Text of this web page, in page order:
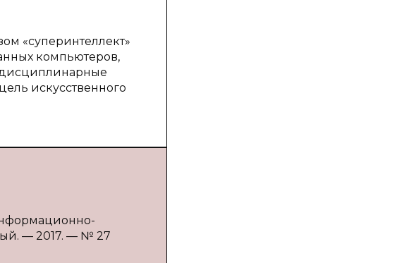
«суперинтеллект»
компьютеров,
искусственного
— 2017. — № 27